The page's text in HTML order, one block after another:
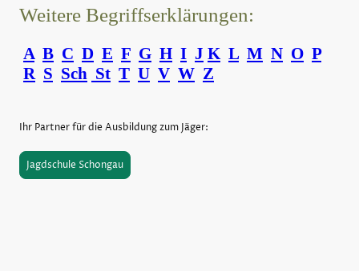
Weitere Begriffserklärungen:
A B C D E F G H I J K L M N O P
R S Sch St T U V W Z
Ihr Partner für die Ausbildung zum Jäger:
Jagdschule Schongau